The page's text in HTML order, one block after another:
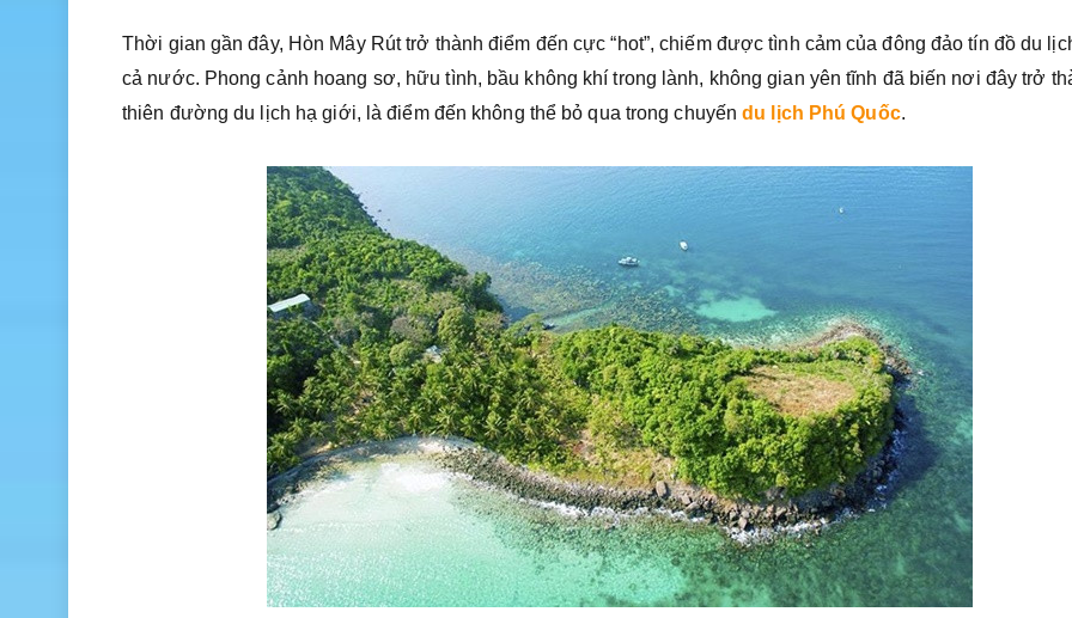
Thời gian gần đây, Hòn Mây Rút trở thành điểm đến cực “hot”, chiếm được tình cảm của đông đảo tín đồ du
cả nước. Phong cảnh hoang sơ, hữu tình, bầu không khí trong lành, không gian yên tĩnh đã biến nơi đây trở
thiên đường du lịch hạ giới, là điểm đến không thể bỏ qua trong chuyếndu lịch Phú Quốc.